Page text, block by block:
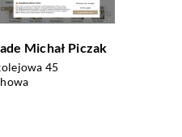
Michał Piczak
45